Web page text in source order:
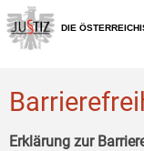
Zur
Hauptnavigation
[1]
Zum
Inhalt
[2]
Zum
Untermenü
[3]
DIE
Erklärung zur